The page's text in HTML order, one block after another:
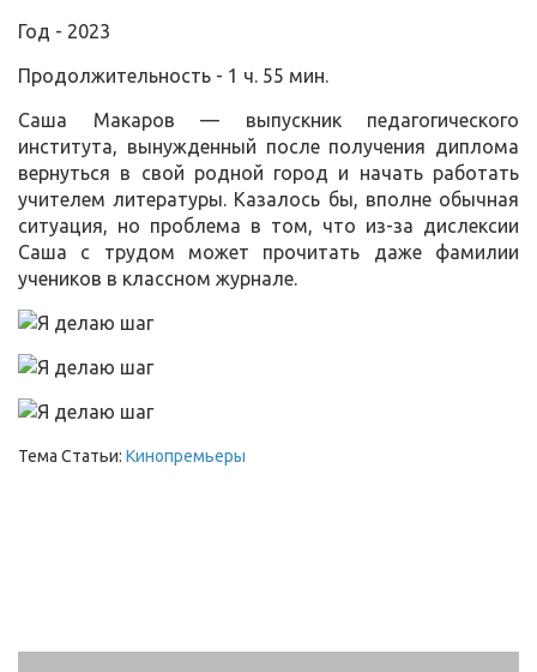
Год - 2023
Продолжительность - 1 ч. 55 мин.
Саша Макаров — выпускник педагогического
института, вынужденный после получения диплома
вернуться в свой родной город и начать работать
учителем литературы. Казалось бы, вполне обычная
ситуация, но проблема в том, что из-за дислексии
Саша с трудом может прочитать даже фамилии
учеников в классном журнале.
Тема Статьи: Кинопремьеры